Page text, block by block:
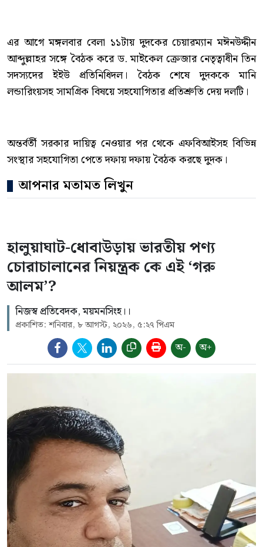
এর আগে মঙ্গলবার বেলা ১১টায় দুদকের চেয়ারম্যান মঈনউদ্দীন
আব্দুল্লাহর সঙ্গে বৈঠক করে ড. মাইকেল ক্রেজার নেতৃত্বাধীন তিন
সদস্যদের ইইউ প্রতিনিধিদল। বৈঠক শেষে দুদককে মানি
লন্ডারিংয়সহ সামগ্রিক বিষয়ে সহযোগিতার প্রতিশ্রুতি দেয় দলটি।
অন্তর্বর্তী সরকার দায়িত্ব নেওয়ার পর থেকে এফবিআইসহ বিভিন্ন
সংস্থার সহযোগিতা পেতে দফায় দফায় বৈঠক করছে দুদক।
আপনার মতামত লিখুন
হালুয়াঘাট-ধোবাউড়ায় ভারতীয় পণ্য
চোরাচালানের নিয়ন্ত্রক কে এই ‘গরু
আলম’?
নিজস্ব প্রতিবেদক, ময়মনসিংহ।।
প্রকাশিত: শনিবার, ৮ আগস্ট, ২০২৬, ৫:২৭ পিএম
অ- অ+